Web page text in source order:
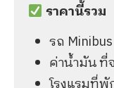
ราคานี้รวม
รถ Minibus
ค่าน้ำมัน ที่